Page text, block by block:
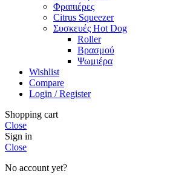
Φραπιέρες
Citrus Squeezer
Συσκευές Hot Dog
Roller
Βρασμού
Ψωμιέρα
Wishlist
Compare
Login / Register
Shopping cart
Close
Sign in
Close
No account yet?